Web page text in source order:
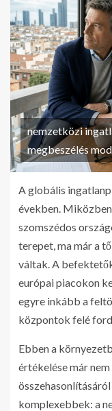
nemzetközi
megbeszélés
A globális
években.
szomszédos
terepet, ma már a
váltak. A
európai piacokon
egyre inkább a
központok felé
Ebben a
értékelése már
komplexebbek: a